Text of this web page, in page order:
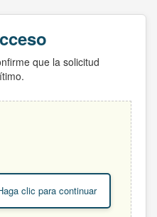
que la solicitud
clic para continuar